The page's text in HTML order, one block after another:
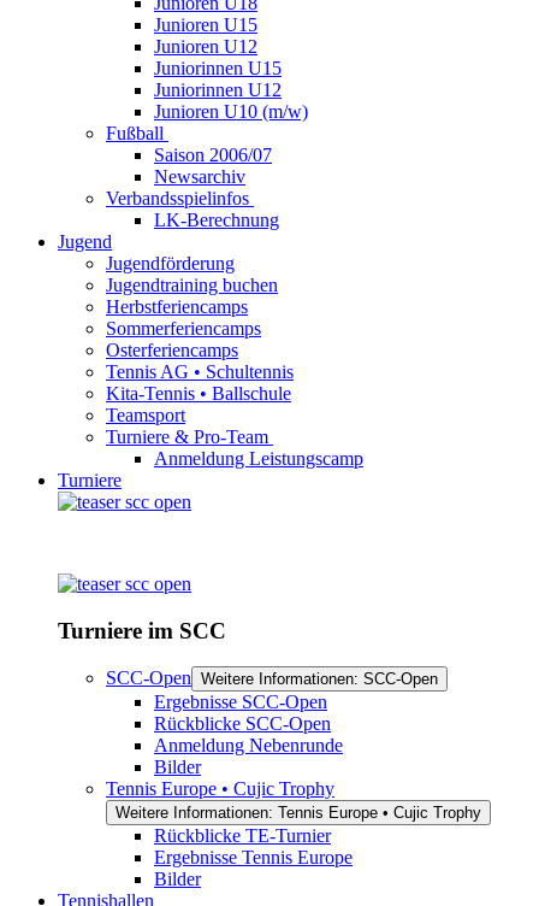
Junioren U15
Junioren U12
Juniorinnen U15
Juniorinnen U12
Junioren U10 (m/w)
Fußball
Saison 2006/07
Newsarchiv
Verbandsspielinfos
LK-Berechnung
Jugend
Jugendförderung
Jugendtraining buchen
Herbstferiencamps
Sommerferiencamps
Osterferiencamps
Tennis AG • Schultennis
Kita-Tennis • Ballschule
Teamsport
Turniere & Pro-Team
Anmeldung Leistungscamp
Turniere
Turniere im SCC
SCC-Open Weitere Informationen: SCC-Open
Ergebnisse SCC-Open
Rückblicke SCC-Open
Anmeldung Nebenrunde
Bilder
Tennis Europe • Cujic Trophy
Weitere Informationen: Tennis Europe • Cujic Trophy
Rückblicke TE-Turnier
Ergebnisse Tennis Europe
Bilder
Tennishallen